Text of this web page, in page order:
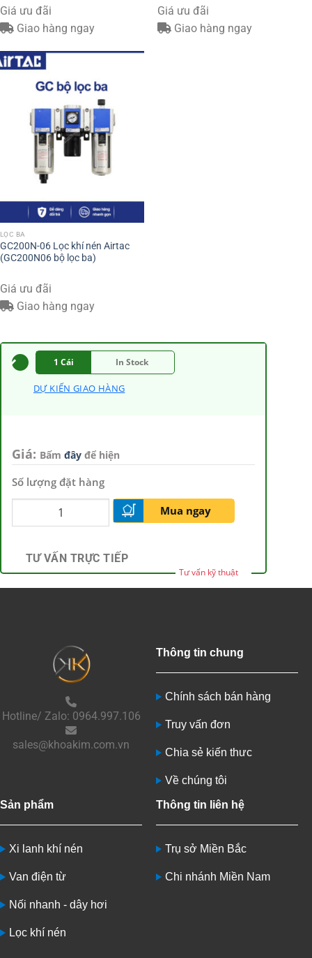
Giá ưu đãi
Giao hàng ngay
Giá ưu đãi
Giao hàng ngay
LỌC BA
GC200N-06 Lọc khí nén Airtac
(GC200N06 bộ lọc ba)
Giá ưu đãi
Giao hàng ngay
1 Cái In Stock
DỰ KIẾN GIAO HÀNG
Giá: Bấm đây để hiện
Số lượng đặt hàng
Mua ngay
TƯ VẤN TRỰC TIẾP
Tư vấn kỹ thuật
Hotline/ Zalo: 0964.997.106
sales@khoakim.com.vn
Thông tin chung
Chính sách bán hàng
Truy vấn đơn
Chia sẻ kiến thưc
Về chúng tôi
Sản phẩm
Xi lanh khí nén
Van điện từ
Nối nhanh - dây hơi
Lọc khí nén
Thông tin liên hệ
Trụ sở Miền Bắc
Chi nhánh Miền Nam